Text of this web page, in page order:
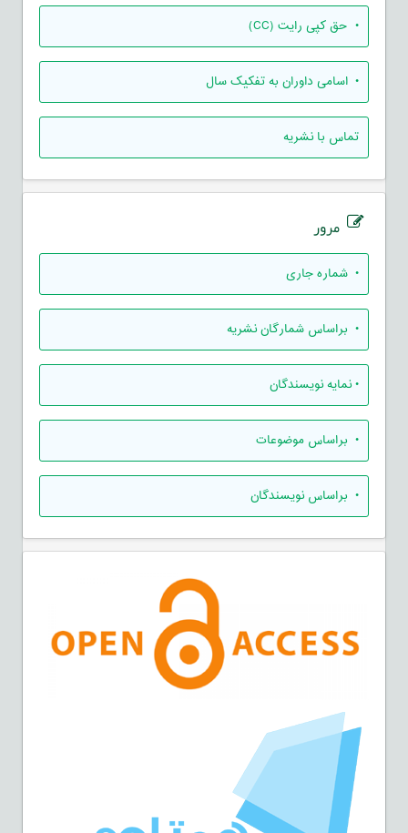
• حق کپی رایت (CC)
• اسامی داوران به تفکیک سال
تماس با نشریه
مرور
• شماره جاری
• براساس شمارگان نشریه
•نمایه نویسندگان
• براساس موضوعات
• براساس نویسندگان